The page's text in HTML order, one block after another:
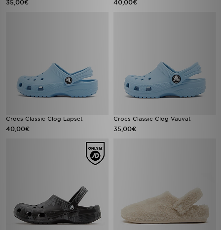
35,00€ 40,00€
Crocs Classic Clog Lapset
40,00€
Crocs Classic Clog Vauvat
35,00€